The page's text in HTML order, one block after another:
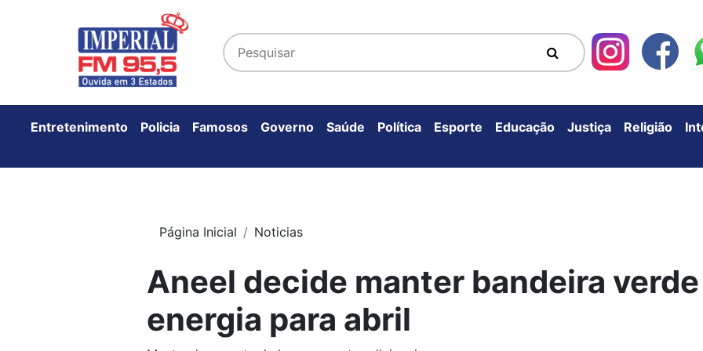
Entretenimento Policia Famosos Governo Saúde Política Esporte Educação Justiça Religião
Página Inicial Noticias
Aneel decide manter bandeira
energia para abril